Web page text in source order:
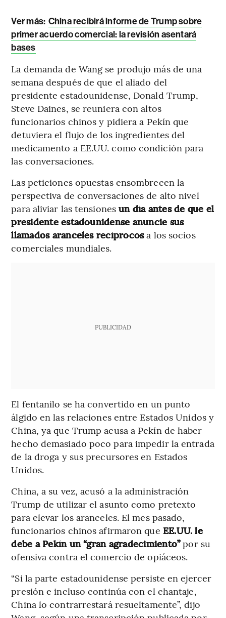
Ver más: China recibirá informe de Trump sobre
primer acuerdo comercial: la revisión asentará
bases
La demanda de Wang se produjo más de una
semana después de que el aliado del
presidente estadounidense, Donald Trump,
Steve Daines, se reuniera con altos
funcionarios chinos y pidiera a Pekín que
detuviera el flujo de los ingredientes del
medicamento a EE.UU. como condición para
las conversaciones.
Las peticiones opuestas ensombrecen la
perspectiva de conversaciones de alto nivel
para aliviar las tensionesun día antes de que el
presidente estadounidense anuncie sus
llamados aranceles recíprocosa los socios
comerciales mundiales.
PUBLICIDAD
El fentanilo se ha convertido en un punto
álgido en las relaciones entre Estados Unidos y
China, ya que Trump acusa a Pekín de haber
hecho demasiado poco para impedir la entrada
de la droga y sus precursores en Estados
Unidos.
China, a su vez, acusó a la administración
Trump de utilizar el asunto como pretexto
para elevar los aranceles. El mes pasado,
funcionarios chinos afirmaron que EE.UU. le
debe a Pekín un “gran agradecimiento”por su
ofensiva contra el comercio de opiáceos.
“Si la parte estadounidense persiste en ejercer
presión e incluso continúa con el chantaje,
China lo contrarrestará resueltamente”, dijo